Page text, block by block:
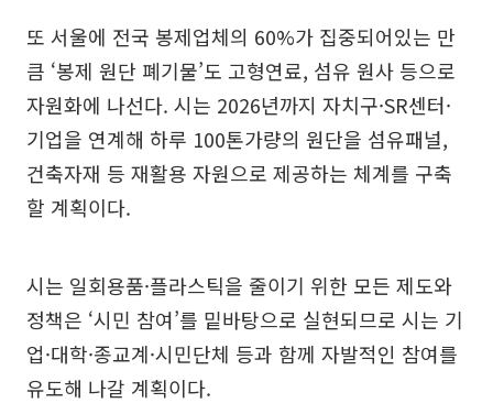
또 서울에 전국 봉제업체의 60%가 집중되어있는 만
큼 ‘봉제 원단 폐기물’도 고형연료, 섬유 원사 등으로
자원화에 나선다. 시는 2026년까지 자치구·SR센터·
기업을 연계해 하루 100톤가량의 원단을 섬유패널,
건축자재 등 재활용 자원으로 제공하는 체계를 구축
할 계획이다.
시는 일회용품·플라스틱을 줄이기 위한 모든 제도와
정책은 ‘시민 참여’를 밑바탕으로 실현되므로 시는 기
업·대학·종교계·시민단체 등과 함께 자발적인 참여를
유도해 나갈 계획이다.